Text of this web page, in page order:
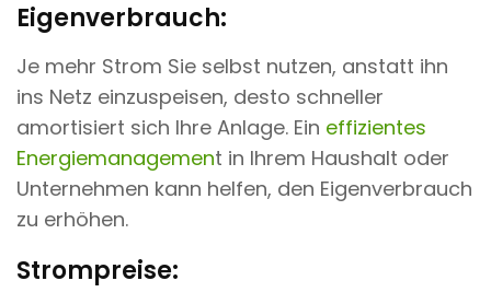
Eigenverbrauch:
Je mehr Strom Sie selbst nutzen, anstatt ihn
ins Netz einzuspeisen, desto schneller
amortisiert sich Ihre Anlage. Ein effizientes
Energiemanagement in Ihrem Haushalt oder
Unternehmen kann helfen, den Eigenverbrauch
zu erhöhen.
Strompreise: